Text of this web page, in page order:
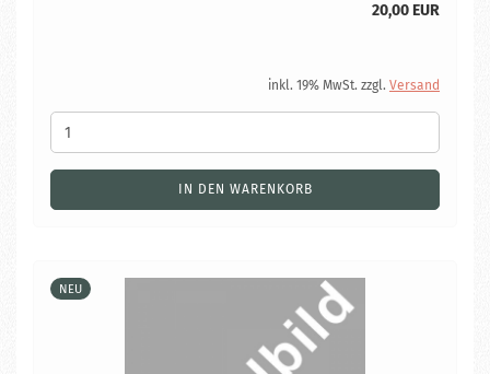
20,00 EUR
inkl. 19% MwSt. zzgl. Versand
IN DEN WARENKORB
NEU